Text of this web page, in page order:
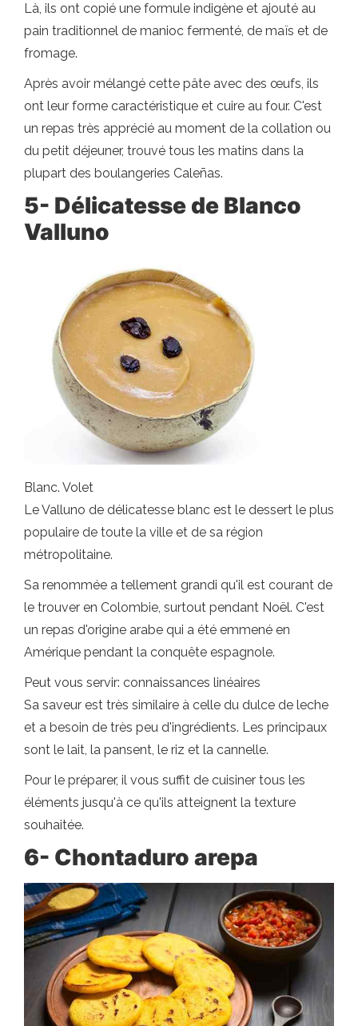
Là, ils ont copié une formule indigène et ajouté au
pain traditionnel de manioc fermenté, de maïs et de
fromage.
Après avoir mélangé cette pâte avec des œufs, ils
ont leur forme caractéristique et cuire au four. C'est
un repas très apprécié au moment de la collation ou
du petit déjeuner, trouvé tous les matins dans la
plupart des boulangeries Caleñas.
5- Délicatesse de Blanco
Valluno
Blanc. Volet
Le Valluno de délicatesse blanc est le dessert le plus
populaire de toute la ville et de sa région
métropolitaine.
Sa renommée a tellement grandi qu'il est courant de
le trouver en Colombie, surtout pendant Noël. C'est
un repas d'origine arabe qui a été emmené en
Amérique pendant la conquête espagnole.
Peut vous servir: connaissances linéaires
Sa saveur est très similaire à celle du dulce de leche
et a besoin de très peu d'ingrédients. Les principaux
sont le lait, la pansent, le riz et la cannelle.
Pour le préparer, il vous suffit de cuisiner tous les
éléments jusqu'à ce qu'ils atteignent la texture
souhaitée.
6- Chontaduro arepa